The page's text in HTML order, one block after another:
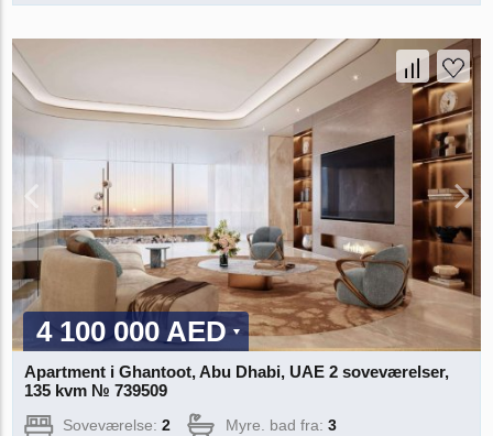
4 100 000 AED
Apartment i Ghantoot, Abu Dhabi, UAE 2 soveværelser,
135 kvm № 739509
Soveværelse:2 Myre. bad fra:3